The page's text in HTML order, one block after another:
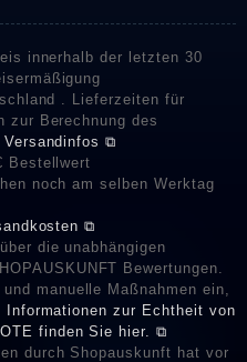
innerhalb der letzten 30
. Lieferzeiten für
zur Berechnung des
⧉
Bestellwert
noch am selben Werktag
⧉
die unabhängigen
Bewertungen.
manuelle Maßnahmen ein,
Informationen zur Echtheit von
finden Sie hier. ⧉
durch Shopauskunft hat vor